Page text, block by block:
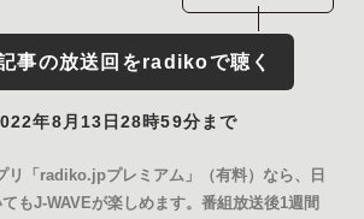
事の放送回をradikoで聴く
年8月13日28時59分まで
リ「radiko.jpプレミアム」（有料）なら、日
もJ-WAVEが楽しめます。番組放送後1週間